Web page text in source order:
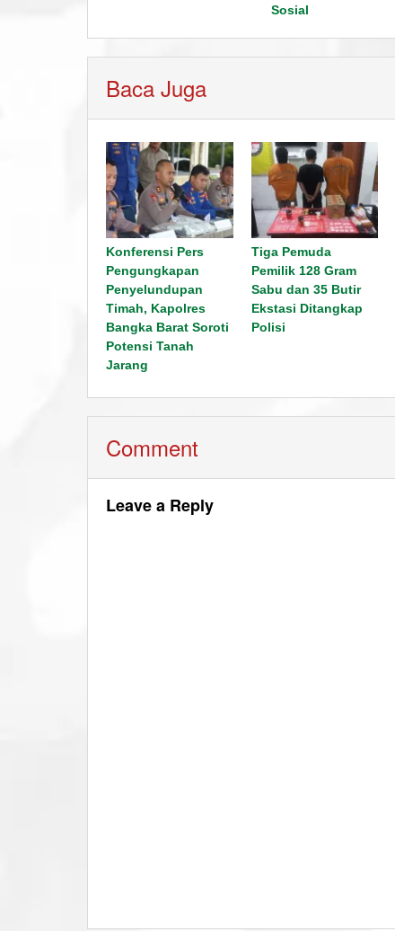
Sosial
Baca Juga
Konferensi Pers
Pengungkapan
Penyelundupan
Timah, Kapolres
Bangka Barat Soroti
Potensi Tanah
Jarang
Tiga Pemuda
Pemilik 128 Gram
Sabu dan 35 Butir
Ekstasi Ditangkap
Polisi
Comment
Leave a Reply